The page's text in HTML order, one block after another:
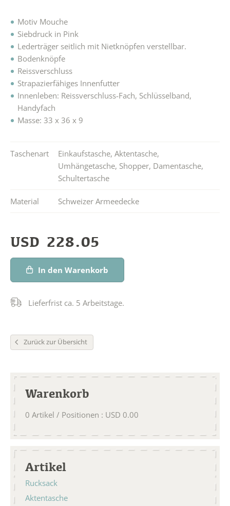
Motiv Mouche
Siebdruck in Pink
Lederträger seitlich mit Nietknöpfen verstellbar.
Bodenknöpfe
Reissverschluss
Strapazierfähiges Innenfutter
Innenleben: Reissverschluss-Fach, Schlüsselband,
Handyfach
Masse: 33 x 36 x 9
Taschenart Einkaufstasche, Aktentasche,
Umhängetasche, Shopper, Damentasche,
Schultertasche
Material Schweizer Armeedecke
USD 228.05
In den Warenkorb
Lieferfrist ca. 5 Arbeitstage.
Zurück zur Übersicht
Warenkorb
0 Artikel / Positionen : USD 0.00
Artikel
Rucksack
Aktentasche